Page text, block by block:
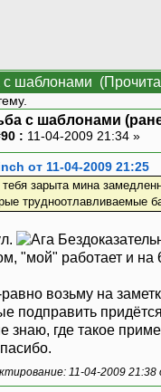
с шаблонами
с шаблонами
: 11-04-2009 21:34 »
от 11-04-2009 21:25
тебя зарыта мина
трудноотлавливаемые
"мой" работает и на
возьму на
подправить
знаю, где такое
11-04-2009